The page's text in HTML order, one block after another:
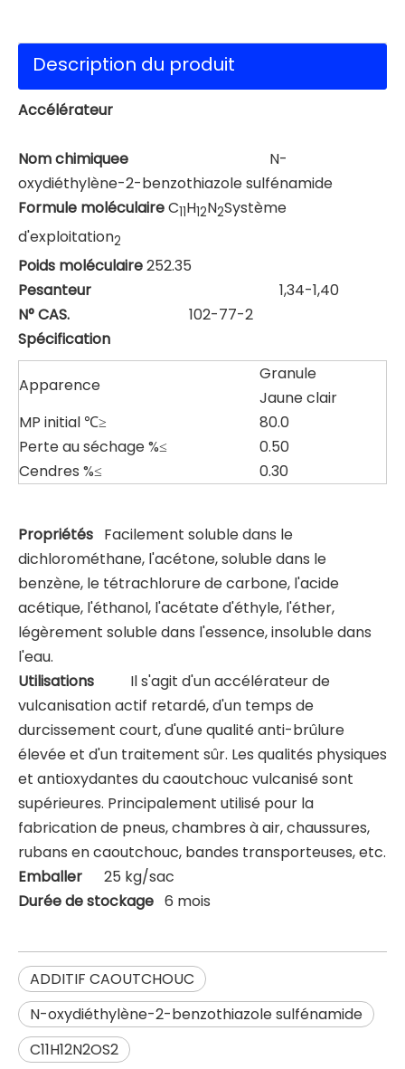
Description du produit
Accélérateur
Nom chimiquee N-
oxydiéthylène-2-benzothiazole sulfénamide
Formule moléculaireC11H12N2Système
d'exploitation2
Poids moléculaire252.35
Pesanteur
1,34-1,40
N° CAS.
102-77-2
Spécification
Apparence
Granule
Jaune clair
MP initial ℃≥
80.0
Perte au séchage %≤
0.50
Cendres %≤
0.30
Propriétés Facilement soluble dans le
dichlorométhane, l'acétone, soluble dans le
benzène, le tétrachlorure de carbone, l'acide
acétique, l'éthanol, l'acétate d'éthyle, l'éther,
légèrement soluble dans l'essence, insoluble dans
l'eau.
Utilisations Il s'agit d'un accélérateur de
vulcanisation actif retardé, d'un temps de
durcissement court, d'une qualité anti-brûlure
élevée et d'un traitement sûr. Les qualités physiques
et antioxydantes du caoutchouc vulcanisé sont
supérieures. Principalement utilisé pour la
fabrication de pneus, chambres à air, chaussures,
rubans en caoutchouc, bandes transporteuses, etc.
Emballer 25 kg/sac
Durée de stockage 6 mois
ADDITIF CAOUTCHOUC
N-oxydiéthylène-2-benzothiazole sulfénamide
C11H12N2OS2